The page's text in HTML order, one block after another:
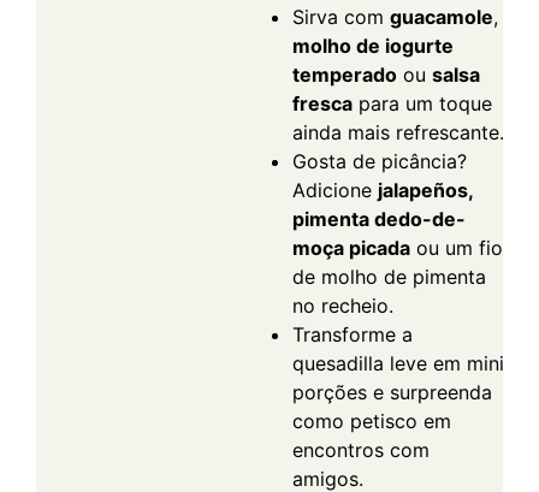
Sirva com guacamole,
molho de iogurte
temperado ou salsa
fresca para um toque
ainda mais refrescante.
Gosta de picância?
Adicione jalapeños,
pimenta dedo-de-
moça picada ou um fio
de molho de pimenta
no recheio.
Transforme a
quesadilla leve em mini
porções e surpreenda
como petisco em
encontros com
amigos.